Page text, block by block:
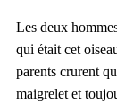
Les deux
qui était cet
parents crurent
maigrelet et